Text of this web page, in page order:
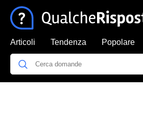
Articoli Tendenza Popolare